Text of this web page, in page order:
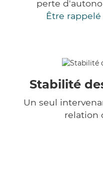
perte
Être
Stabilité
Un seul
relation